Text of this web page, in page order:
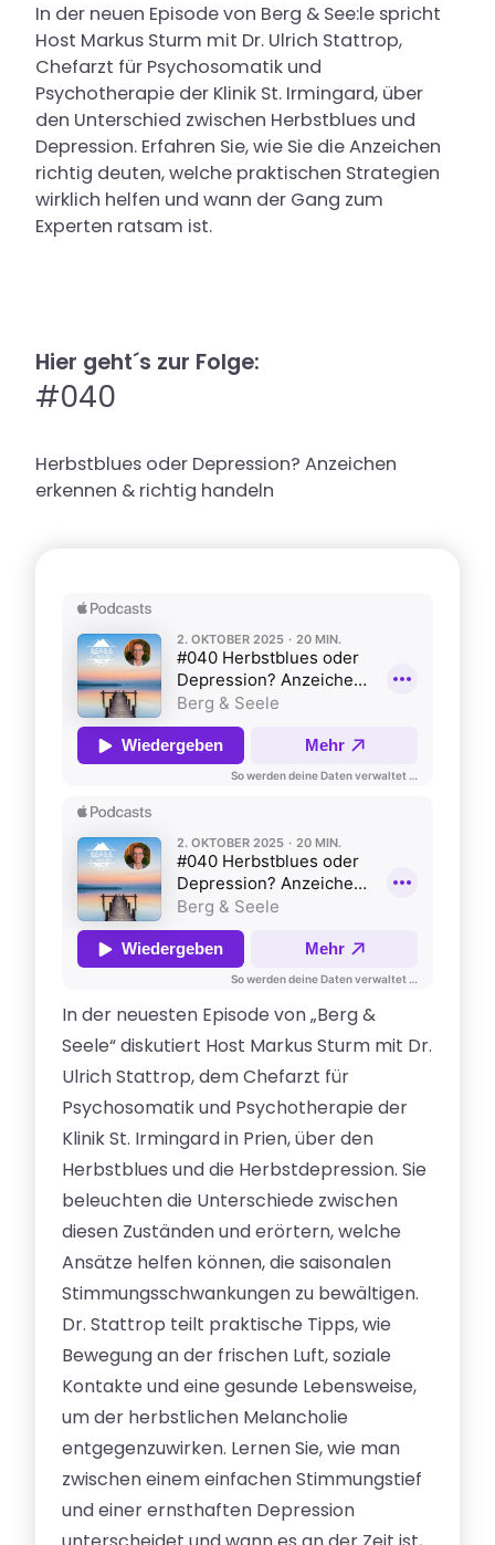
Podcast Berg und Seele
Blog
Zuweiser-Bereich
Rückrufservice
Anmeldung
Karriere
In der neuen Episode von Berg & See:le spricht
Host Markus Sturm mit Dr. Ulrich Stattrop,
Chefarzt für Psychosomatik und
Psychotherapie der Klinik St. Irmingard, über
den Unterschied zwischen Herbstblues und
Depression. Erfahren Sie, wie Sie die Anzeichen
richtig deuten, welche praktischen Strategien
wirklich helfen und wann der Gang zum
Experten ratsam ist.
Hier geht´s zur Folge:
#040
Herbstblues oder Depression? Anzeichen
erkennen & richtig handeln
In der neuesten Episode von „Berg &
Seele“ diskutiert Host Markus Sturm mit Dr.
Ulrich Stattrop, dem Chefarzt für
Psychosomatik und Psychotherapie der
Klinik St. Irmingard in Prien, über den
Herbstblues und die Herbstdepression. Sie
beleuchten die Unterschiede zwischen
diesen Zuständen und erörtern, welche
Ansätze helfen können, die saisonalen
Stimmungsschwankungen zu bewältigen.
Dr. Stattrop teilt praktische Tipps, wie
Bewegung an der frischen Luft, soziale
Kontakte und eine gesunde Lebensweise,
um der herbstlichen Melancholie
entgegenzuwirken. Lernen Sie, wie man
zwischen einem einfachen Stimmungstief
und einer ernsthaften Depression